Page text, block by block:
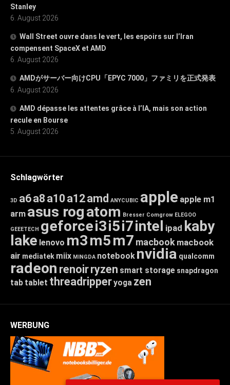
Stanley
6. August 2026
Wall Street ouvre dans le vert, les espoirs sur l’Iran
compensent SpaceX et AMD
6. August 2026
AMDがサーバー向けCPU「EPYC 7000」ファミリを正式発表
6. August 2026
AMD dépasse les attentes grâce à l’IA, mais son action
recule en Bourse
5. August 2026
Schlagwörter
3D a6a8 a10 a12amd ANYCUBIC apple apple m1
arm asus rogatom Bresser Comgrow ELEGOO
GEEETECH geforcei3i5i7intel ipad kaby
lake lenovo m3m5m7 macbook macbook
air mediatek miix MINGDA notebook nvidia qualcomm
radeon renoirryzen smart storage snapdragon
tab tablet threadripperyoga zen
WERBUNG